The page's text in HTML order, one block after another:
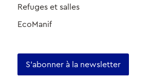
Refuges et salles
EcoManif
S'abonner à la newsletter